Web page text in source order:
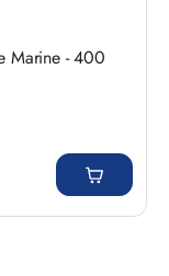
Marine - 400